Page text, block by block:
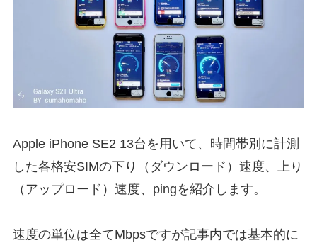
Apple iPhone SE2 13台を用いて、時間帯別に計測
した各格安SIMの下り（ダウンロード）速度、上り
（アップロード）速度、pingを紹介します。
速度の単位は全てMbpsですが記事内では基本的に